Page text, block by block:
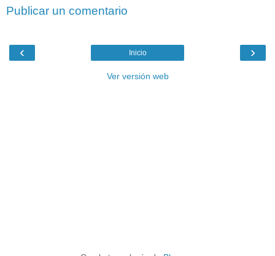
Publicar un comentario
‹ ›
Inicio
Ver versión web